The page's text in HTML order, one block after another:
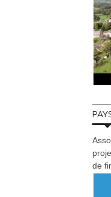
de